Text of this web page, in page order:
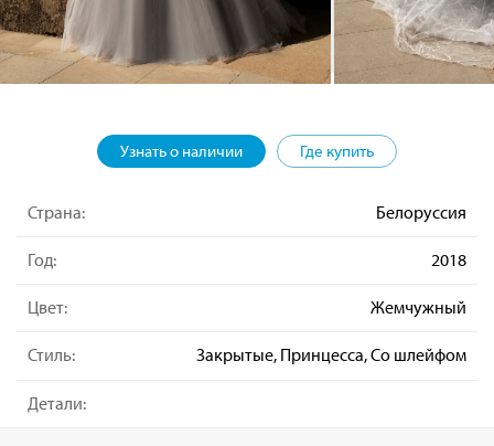
Узнать о наличии Где купить
Страна: Белоруссия
Год: 2018
Цвет: Жемчужный
Стиль: Закрытые, Принцесса, Со шлейфом
Детали: